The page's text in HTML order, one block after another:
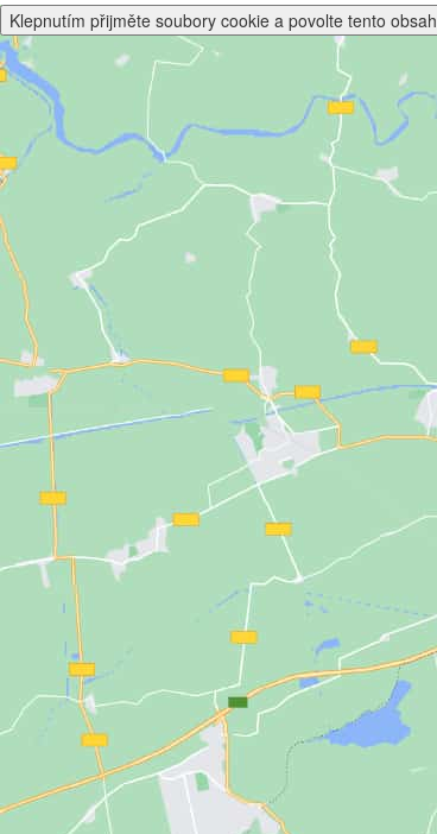
Klepnutím přijměte soubory cookie a povolte tento obsah